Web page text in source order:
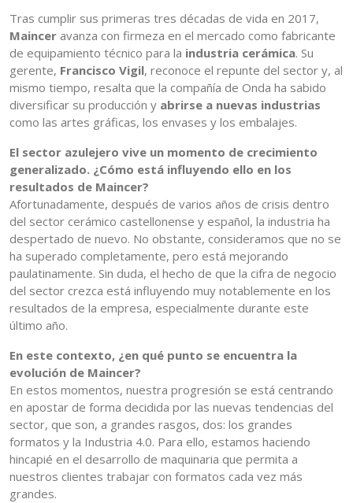
Tras cumplir sus primeras tres décadas de vida en 2017,
Maincer avanza con firmeza en el mercado como fabricante
de equipamiento técnico para la industria cerámica. Su
gerente, Francisco Vigil, reconoce el repunte del sector y, al
mismo tiempo, resalta que la compañía de Onda ha sabido
diversificar su producción y abrirse a nuevas industrias
como las artes gráficas, los envases y los embalajes.
El sector azulejero vive un momento de crecimiento
generalizado. ¿Cómo está influyendo ello en los
resultados de Maincer?
Afortunadamente, después de varios años de crisis dentro
del sector cerámico castellonense y español, la industria ha
despertado de nuevo. No obstante, consideramos que no se
ha superado completamente, pero está mejorando
paulatinamente. Sin duda, el hecho de que la cifra de negocio
del sector crezca está influyendo muy notablemente en los
resultados de la empresa, especialmente durante este
último año.
En este contexto, ¿en qué punto se encuentra la
evolución de Maincer?
En estos momentos, nuestra progresión se está centrando
en apostar de forma decidida por las nuevas tendencias del
sector, que son, a grandes rasgos, dos: los grandes
formatos y la Industria 4.0. Para ello, estamos haciendo
hincapié en el desarrollo de maquinaria que permita a
nuestros clientes trabajar con formatos cada vez más
grandes.